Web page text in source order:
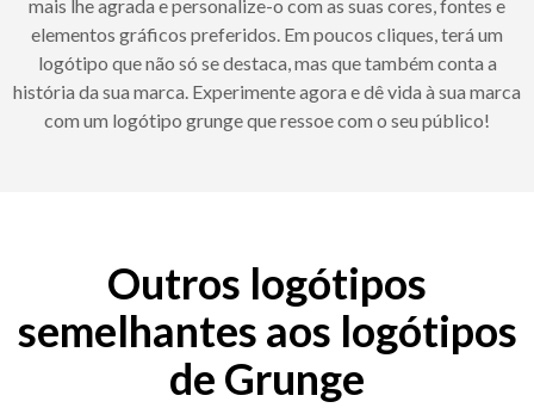
mais lhe agrada e personalize-o com as suas cores, fontes e
elementos gráficos preferidos. Em poucos cliques, terá um
logótipo que não só se destaca, mas que também conta a
história da sua marca. Experimente agora e dê vida à sua marca
com um logótipo grunge que ressoe com o seu público!
Outros logótipos
semelhantes aos logótipos
de Grunge